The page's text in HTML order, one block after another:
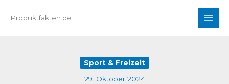
InhaltProduktfakten.de
Sport & Freizeit
29. Oktober 2024